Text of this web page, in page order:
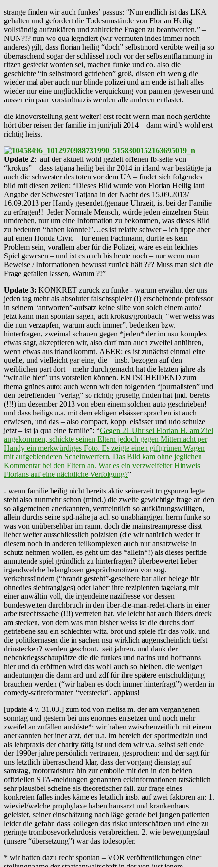
strange finden wir auch funkes’ passus: “Nun endlich ist das LKA
gehalten und gefordert die Todesumstände von Florian Heilig
vollständig aufzuklären und zahlreiche Fragen zu beantworten.” –
NUN?!? nun wo qua legndiert (wir vermuten indes immer noch
anderes) gilt, dass florian heilig “doch” selbstmord verübte weil ja so
überraschend sogar der schlüssel noch vor der selbstentflammung in
ritzen gesteckt worden sei, machen funke und co. also die
geschichte “in selbstmord getrieben” groß, dissen ein wenig die
wieder mal aber auch nur blinde polizei und am ende ist halt alles
wieder nur eine unglückliche verquickung von pannen gewesen und
ausser ein paar vorstadtnazis werden alle anderen entlastet.
die kinovorstellung geht weiter! erst recht wenn man noch gerüchte
hört über reisen der familie im juni/juli 2014 – dann wird’s wohl erst
richtig heiss.
Update 2: auf der aktuell wohl gezielt offenen fb-seite von
“krokus” – dass tatjana heilig bei ihr 2014 in irland war bestätigte ja
auch die schwester des toten vor dem UA – findet sich folgendes
bild mit diesen zeilen: “Dieses Bild wurde von Florian Heilig laut
Angabe der Schwester Tatjana in der Nacht des 15.09.2013/
16.09.2013 per Handy gesendet.(genaue Uhrzeit, ist bei der Familie
zu erfragen!! Jeder Normale Mensch, würde jeden einzelnen Stein
umdrehen, nur um eine Information zu bekommen, was dieses Bild
zu bedeuten “haben könnte!”…es ist relativ schwer – ich tippe aber
auf einen Honda Civic – für einen Fachmann, dürfte es kein
Problem sein, vorallem aber für die Polizei, wäre es ein leichtes
Spiel gewesen – und ist es auch bis heute noch – nur wenn man
Beweise / Informationen bewusst zurück hält ??? Muss man sich die
Frage gefallen lassen, Warum ?!”
Update 3: KONKRET zurück zu funke - warum erwähnt der uns
jeden tag mehr als absoluter falschsspieler (!) erscheinende professor
in seinem “antworten”-aufsatz keine silbe von solch einem auto?
jetzt kann man spontan sagen, ach krokus/gronbach, “wer weiss was
die nun verzapfen, warum auch immer”. bedenken bzw.
hinterfragen, zweimal schauen gegen *jeden* der im nsu-komplex
etwas sagt, akzeptieren wir, also darf man auch zweifel anführen,
wenn etwas aus irland kommt. ABER: es ist zunächst einmal eine
quelle, und vielleicht gar eine, die – insb. bezogen auf den
weiblichen part dort – mehr durchgemacht hat die letzten jahre als
“wir alle hier” uns vorstellen können. ENTSCHEIDEND zum
thema grünes auto: auch wenn wir den folgenden “journalisten” und
den betreffenden “verlag” so richtig gruselig finden hat jmd. bereits
(!!!) im dezember 2013 von eben einem solchen auto geschrieben!
und dass heiligs u.a. mit dem ekligen elsässer sprachen ist auch
erwiesen, und das – also compact, kopp, elsässer und udo schulze
jetzt – ist ja qua eine familie”: “Gegen 21 Uhr sei Florian H. am Ziel
angekommen, schickte seinen Eltern jedoch gegen Mitternacht per
Handy ein merkwürdiges Foto. Es zeigte einen giftgrünen Wagen
mit aufgeblendeten Scheinwerfern. Das Bild kam ohne jeglichen
Kommentar bei den Eltern an. War es ein verzweifelter Hinweis
Florians auf eine nächtliche Verfolgung?”
- wenn familie heilig nicht bereits aktiv seinerzeit trugspuren legte
steht also nunmehr schon (mind.) die zweite gewichtige frage an den
so allgemeinen anerkannten, vermeintlich so aufklärungswilligen,
allein durchs seine spd-nähe ja ach so unabhängigen herrn funke so
was von unübersehbar im raum. doch die mainstreampresse disst
lieber weiter ausschliesslich polzisten (die wir natürlich weder in
diesem noch in anderen teilkomplexen auch nur ansatzweise in
schutz nehmen wollen, es geht um das *allein*!) als dieses perfide
anmutende spiel gründlich zu hinterfragen? überbewertet lieber
irgendwelche belanglosen gesprächsnotizen von sog.
verkehrssündern (“brandt gesteht”-geseihere bar aller belege für
ohnedies siebtrangiges) oder labert ihre rezipienten tagelang mit
einer anwältin voll, die irgendeine nazifresse vor dessen
bundesweiten durchbruch in den über-die-man-redet-charts in einer
arbeitsrechtssache (!!!) vertreten hat. vielleicht hat auch lüders dreck
am stecken, von dem was man bisher weiss ist die durchs dorf
getriebene sau ein schlechter witz. brot und spiele für das volk. und
die politikernasen die in sachen nsu wirklich augenscheinlich tiefst
drinstecken? werden geschont. seit jahren. und dank der
nebenkriegsschauplätze die die funkes und narins und hofmanns
hier und da eröffnen wird das wohl auch so bleiben. die wenigen
andeutungen die dann ard und zdf für ihre spätere entschuldigung
brauchen werden (“wir haben es doch immer hinterfragt”) werden in
comedy-satireformaten “versteckt”. applaus!
[update 4 v. 31.03.] zum tod von melisa m. der am vergangenen
sonntag und gestern bei uns enormes entsetzen und noch mehr
zweifel an zufällen auslöste*: wir haben zwischenzeitlich mit einem
anerkannten berliner arzt, der u.a. im bereich der sportmedizin und
als lehrpraxis der charity tätig ist und dem wir v.a. selbst seit ende
der 1990er jahre persönlich vertrauen, gesprochen: und der sagt für
uns letztlich überraschend klar, dass der vorgang dienstag auf
samstag, motorradsturz hin zur embolie mit den in den beiden
offiziellen STA-meldungen genannten eckinformationen tatsächlich
sehr plausibel scheine als theoretischer fall. zur frage eines
konkreten falles indes käme es letztlich insb. auf zwei faktoren an: 1.
wieviel/welche prophylaxe haben hausarzt und krankenhaus
geleistet, seiner einschätzung nach läge gerade bei jungen patienten
leider die gefahr, dass kollegen das risko unterschätzen und eine zu
geringe trombosevorkehrdosis verabreichen. 2. wie bewegungsfaul
(unsere “übersetzung”) war das todesopfer.
* wir hatten dazu recht spontan – VOR veröffentlichungen einer